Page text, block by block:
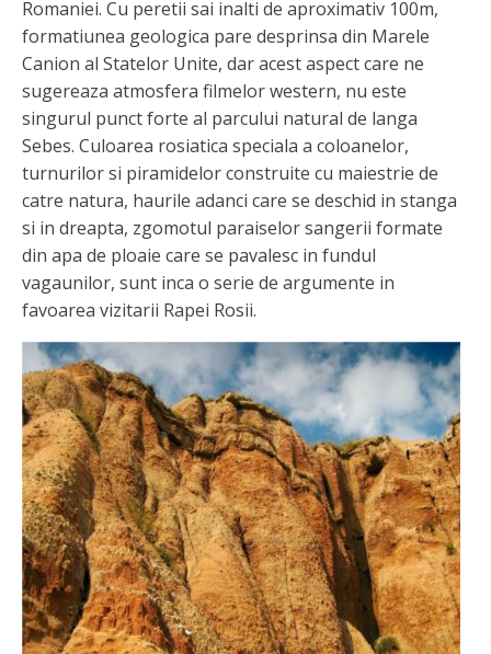
Romaniei. Cu peretii sai inalti de aproximativ 100m,
formatiunea geologica pare desprinsa din Marele
Canion al Statelor Unite, dar acest aspect care ne
sugereaza atmosfera filmelor western, nu este
singurul punct forte al parcului natural de langa
Sebes. Culoarea rosiatica speciala a coloanelor,
turnurilor si piramidelor construite cu maiestrie de
catre natura, haurile adanci care se deschid in stanga
si in dreapta, zgomotul paraiselor sangerii formate
din apa de ploaie care se pavalesc in fundul
vagaunilor, sunt inca o serie de argumente in
favoarea vizitarii Rapei Rosii.